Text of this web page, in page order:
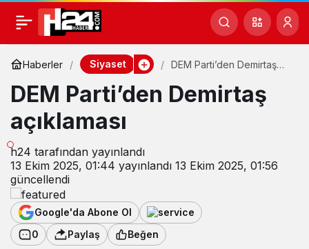
Haberler Siyaset
DEM Parti’den Demirtaş
DEM Parti’den Demirtaş
açıklaması
h24 tarafından yayınlandı
13 Ekim 2025, 01:44 yayınlandı 13 Ekim 2025, 01:56
güncellendi
Google'da Abone Ol
0
Paylaş Beğen